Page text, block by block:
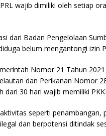
wajib dimiliki oleh setiap
dari Badan Pengelolaan
belum mengantongi izin
Nomor 21 Tahun
dan Perikanan Nomor
dari 30 hari wajib memiliki
seperti
dan berpotensi ditindak